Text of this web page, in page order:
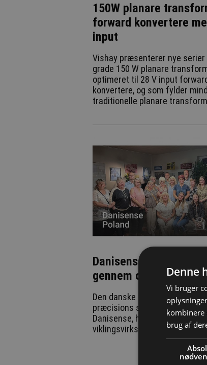
150W planare
forward konvertere
input
Vishay præsenterer nye
grade 150 W planare
optimeret til 28 V input
konvertere, og som fylder
traditionelle planare
Danisense styrker
gennem opkøb af
Den danske specialist inden for
præcisions strømføle-
Danisense, har købt den
viklingsvirksomhed
Denne
Vi bruger
kombinere
brug af